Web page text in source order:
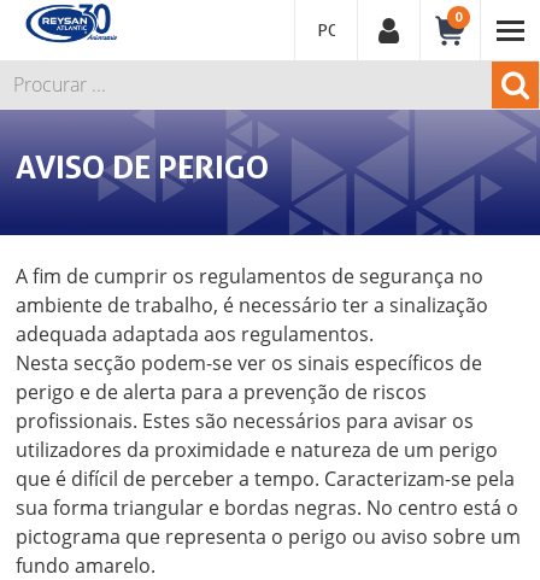
PORTUGUÊS
0
AVISO DE PERIGO
A fim de cumprir os regulamentos de segurança no
ambiente de trabalho, é necessário ter a sinalização
adequada adaptada aos regulamentos.
Nesta secção podem-se ver os sinais específicos de
perigo e de alerta para a prevenção de riscos
profissionais. Estes são necessários para avisar os
utilizadores da proximidade e natureza de um perigo
que é difícil de perceber a tempo. Caracterizam-se pela
sua forma triangular e bordas negras. No centro está o
pictograma que representa o perigo ou aviso sobre um
fundo amarelo.